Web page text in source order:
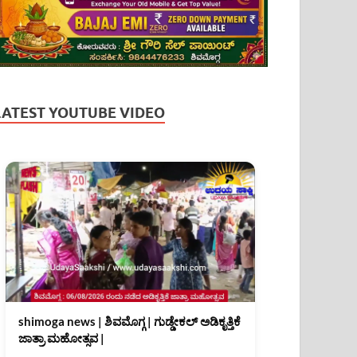
YOUTUBE VIDEO
shimoga news | ಶಿವಮೊಗ್ಗ | ಗುಡ್ಡೇಕಲ್ ಅಡಿಕೃತ್ತಿಕೆ
ಜಾತ್ರಾ ಮಹೋತ್ಸವ |